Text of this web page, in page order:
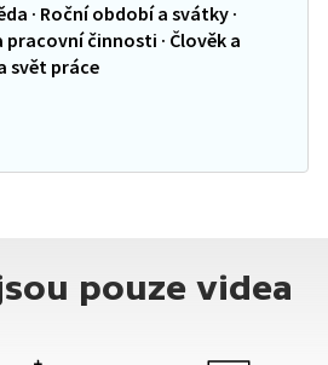
· Roční období a svátky ·
pracovní činnosti · Člověk a
svět práce
pouze videa